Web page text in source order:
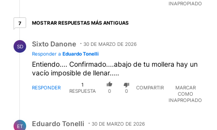
INAPROPIADO
77 respuestas más antiguas
MOSTRAR RESPUESTAS MÁS ANTIGUAS
SD Sixto Danone
30 DE MARZO DE 2026
Responder a Eduardo Tonelli
Entiendo.... Confirmado....abajo de tu mollera hay un
vacío imposible de llenar.....
RESPONDER
1
RESPUESTA
0 0
COMPARTIR
MARCAR
COMO
INAPROPIADO
ET Eduardo Tonelli
30 DE MARZO DE 2026